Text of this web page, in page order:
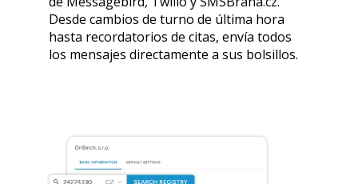
Desde cambios de turno de última hora
hasta recordatorios de citas, envía todos
los mensajes directamente a sus bolsillos.